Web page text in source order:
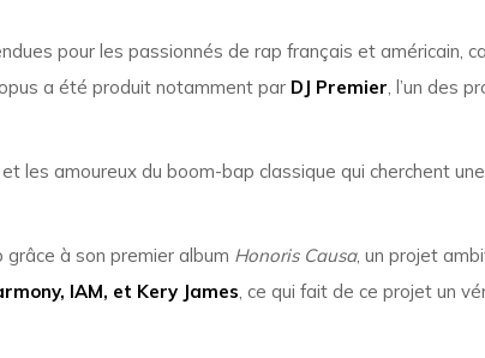
pour les passionnés de rap français et américain,
a été produit notamment par DJ Premier, l’un des
amoureux du boom-bap classique qui cherchent
à son premier album Honoris Causa, un projet
IAM, et Kery James, ce qui fait de ce projet un